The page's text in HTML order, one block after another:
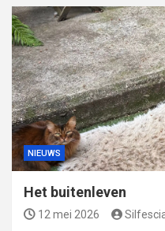
NIEUWS
Het buitenleven
12 mei 2026